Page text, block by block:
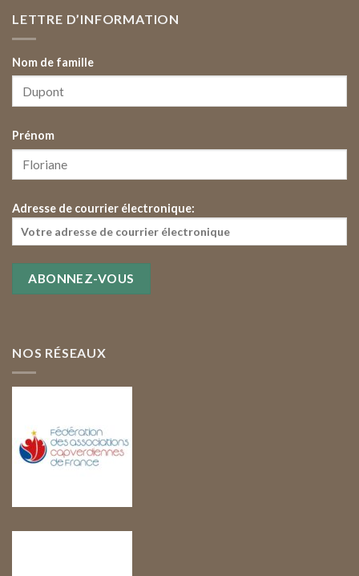
LETTRE D’INFORMATION
Nom de famille
Prénom
Adresse de courrier électronique:
NOS RÉSEAUX